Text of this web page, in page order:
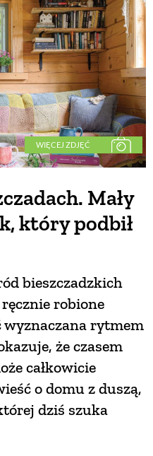
WIĘCEJ ZDJĘĆ
Mały
który podbił
bieszczadzkich
robione
wyznaczana rytmem
że czasem
całkowicie
o domu z duszą,
dziś szuka
DOM
OWOCE
OGRODU